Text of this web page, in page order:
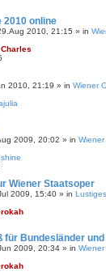
2010 online
2010, 21:15 » in
2010, 21:19 » in Wiener
2009, 20:02 » in
Wiener Staatsoper
2009, 15:40 » in Lustiges
für Bundesländer
2009, 20:34 » in